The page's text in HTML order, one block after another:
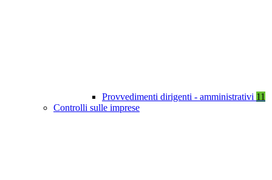
Provvedimenti dirigenti - amministrativi 11
Controlli sulle imprese